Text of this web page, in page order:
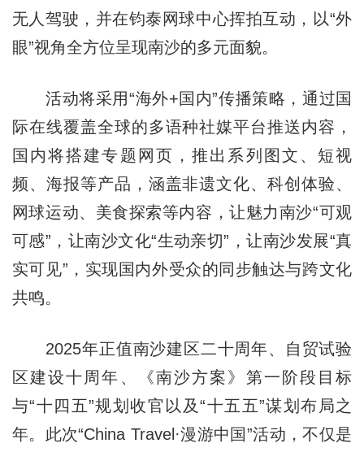
无人驾驶，并在钧泰网球中心挥拍互动，以“外
眼”视角全方位呈现南沙的多元面貌。
活动将采用“海外+国内”传播策略，通过国
际在线覆盖全球的多语种社媒平台推送内容，
国内将搭建专题网页，推出系列图文、短视
频、海报等产品，涵盖非遗文化、科创体验、
网球运动、美食探索等内容，让魅力南沙“可观
可感”，让南沙文化“生动亲切”，让南沙发展“真
实可见”，实现国内外受众的同步触达与跨文化
共鸣。
2025年正值南沙建区二十周年、自贸试验
区建设十周年、《南沙方案》第一阶段目标
与“十四五”规划收官以及“十五五”谋划布局之
年。此次“China Travel·漫游中国”活动，不仅是